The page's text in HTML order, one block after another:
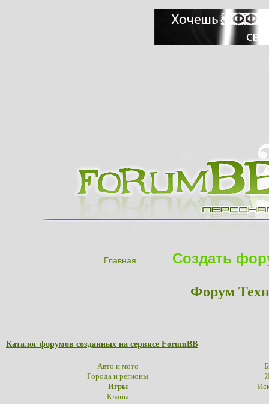
Главная Создать
Форум
Каталог форумов созданных на сервисе ForumBB
Авто и мото
Города и регионы
Игры
Кланы